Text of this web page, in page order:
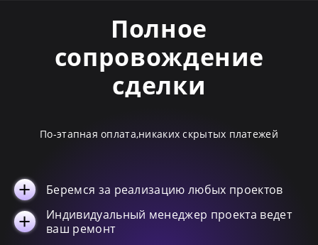
SensePerience VK 1
Полное
сопровождение
сделки
По-этапная оплата,никаких скрытых платежей
Беремся за реализацию любых проектов
Индивидуальный менеджер проекта ведет
ваш ремонт